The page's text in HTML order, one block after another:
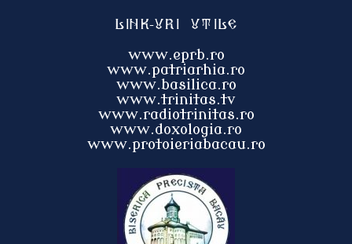
Link-uri utile
www.eprb.ro
www.patriarhia.ro
www.basilica.ro
www.trinitas.tv
www.radiotrinitas.ro
www.doxologia.ro
www.protoieriabacau.ro